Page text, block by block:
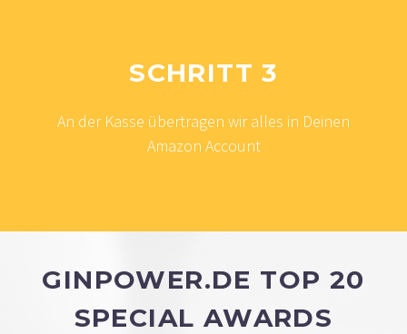
SCHRITT 3
An der Kasse übertragen wir alles in Deinen
Amazon Account
GINPOWER.DE TOP 20
SPECIAL AWARDS